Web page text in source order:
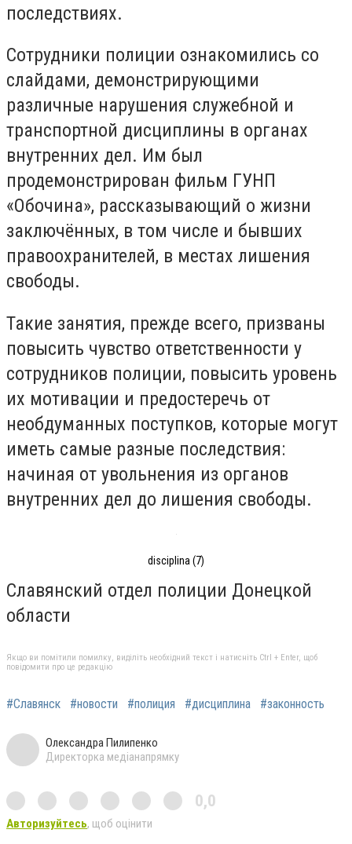
последствиях.
Сотрудники полиции ознакомились со
слайдами, демонстрирующими
различные нарушения служебной и
транспортной дисциплины в органах
внутренних дел. Им был
продемонстрирован фильм ГУНП
«Обочина», рассказывающий о жизни
заключённых, в том числе и бывших
правоохранителей, в местах лишения
свободы.
Такие занятия, прежде всего, призваны
повысить чувство ответственности у
сотрудников полиции, повысить уровень
их мотивации и предостеречь от
необдуманных поступков, которые могут
иметь самые разные последствия:
начиная от увольнения из органов
внутренних дел до лишения свободы.
disciplina (7)
Славянский отдел полиции Донецкой
области
Якщо ви помітили помилку, виділіть необхідний текст і натисніть Ctrl + Enter, щоб
повідомити про це редакцію
#Славянск #новости #полиция #дисциплина #законность
Олександра Пилипенко
Директорка медіанапрямку
0,0
Авторизуйтесь, щоб оцінити